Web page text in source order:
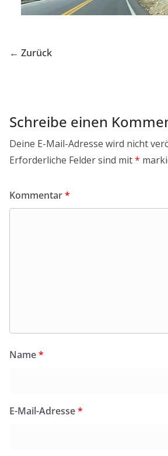
← Zurück
Schreibe einen
Deine E-Mail-Adresse wird nicht
Erforderliche Felder sind mit*
Kommentar*
Name*
E-Mail-Adresse*